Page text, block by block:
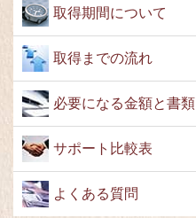
取得期間について
取得までの流れ
必要になる金額と書類
サポート比較表
よくある質問